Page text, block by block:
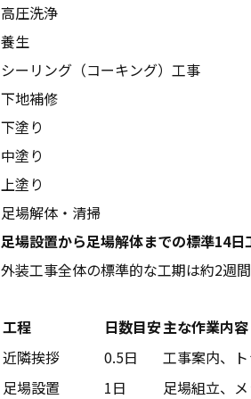
高圧洗浄
養生
シーリング（コーキング）工事
下地補修
下塗り
中塗り
上塗り
足場解体・清掃
足場設置から足場解体までの標準14日
外装工事全体の標準的な工期は約2週
工程 日数目安主な作業内容
近隣挨拶
0.5日
工事案内、
足場設置
1日
足場組立、